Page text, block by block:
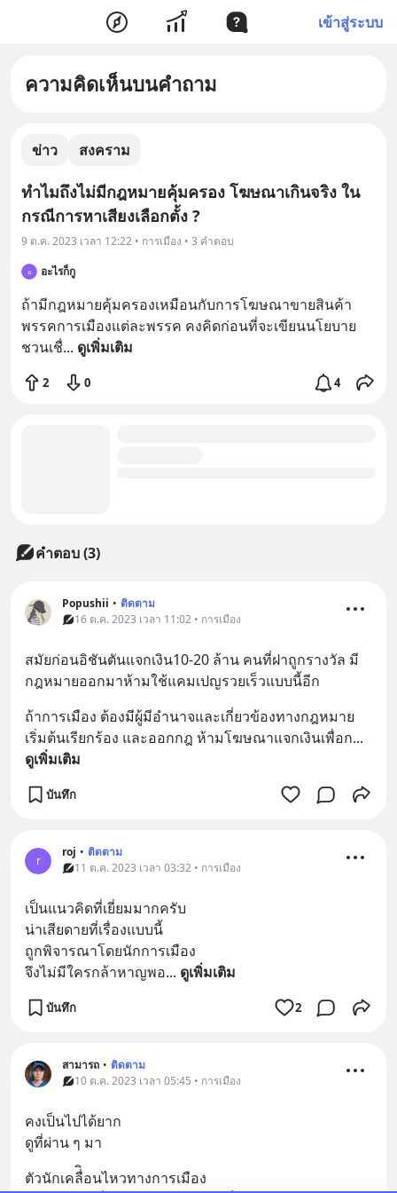
เข้าสู่ระบบ
ความคิดเห็นบนคำถาม
ข่าว สงคราม
ทำไมถึงไม่มีกฎหมายคุ้มครอง โฆษณาเกินจริง ใน
กรณีการหาเสียงเลือกตั้ง ?
9 ต.ค. 2023 เวลา 12:22 • การเมือง • 3 คำตอบ
อ อะไรก็กู
ถ้ามีกฎหมายคุ้มครองเหมือนกับการโฆษณาขายสินค้า
พรรคการเมืองแต่ละพรรค คงคิดก่อนที่จะเขียนนโยบาย
ชวนเชื่... ดูเพิ่มเติม
2 0 4
คำตอบ (3)
Popushii • ติดตาม
16 ต.ค. 2023 เวลา 11:02 • การเมือง
สมัยก่อนอิชันตันแจกเงิน10-20 ล้าน คนที่ฝาถูกรางวัล มี
กฎหมายออกมาห้ามใช้แคมเปญรวยเร็วแบบนี้อีก
ถ้าการเมือง ต้องมีผู้มีอำนาจและเกี่ยวข้องทางกฎหมาย
เริ่มต้นเรียกร้อง และออกกฎ ห้ามโฆษณาแจกเงินเพื่อก...
ดูเพิ่มเติม
บันทึก
r
roj • ติดตาม
11 ต.ค. 2023 เวลา 03:32 • การเมือง
เป็นแนวคิดที่เยี่ยมมากครับ
น่าเสียดายที่เรื่องแบบนี้
ถูกพิจารณาโดยนักการเมือง
จึงไม่มีใครกล้าหาญพอ... ดูเพิ่มเติม
บันทึก 2
สามารถ • ติดตาม
10 ต.ค. 2023 เวลา 05:45 • การเมือง
คงเป็นไปได้ยาก
ดูที่ผ่าน ๆ มา
ตัวนักเคลื่ิอนไหวทางการเมือง